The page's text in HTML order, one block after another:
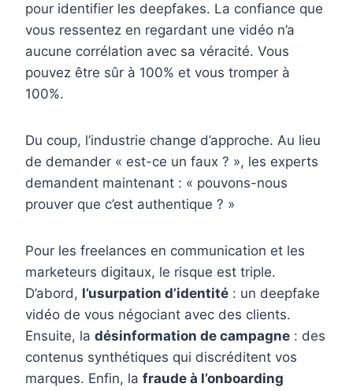
pour identifier les deepfakes. La confiance que
vous ressentez en regardant une vidéo n’a
aucune corrélation avec sa véracité. Vous
pouvez être sûr à 100% et vous tromper à
100%.
Du coup, l’industrie change d’approche. Au lieu
de demander « est-ce un faux ? », les experts
demandent maintenant : « pouvons-nous
prouver que c’est authentique ? »
Pour les freelances en communication et les
marketeurs digitaux, le risque est triple.
D’abord, l’usurpation d’identité : un deepfake
vidéo de vous négociant avec des clients.
Ensuite, la désinformation de campagne : des
contenus synthétiques qui discréditent vos
marques. Enfin, la fraude à l’onboarding